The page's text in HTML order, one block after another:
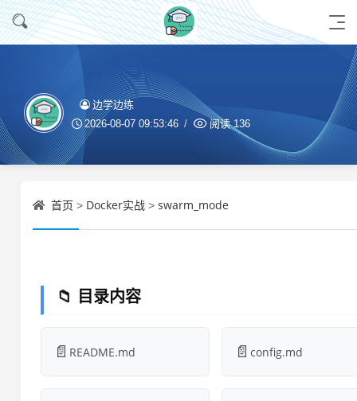
边学边练
2026-08-07 09:53:46 阅读136
首页 > Docker实战 > swarm_mode
📁 目录内容
📄 README.md 📄 config.md